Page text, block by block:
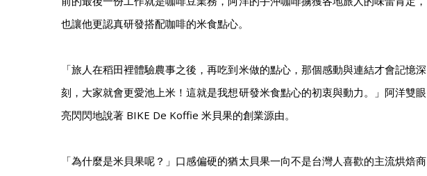
也讓他更認真研發搭配咖啡的米食點心。
「旅人在稻田裡體驗農事之後，再吃到米做的點心，那個感動與連結才會記憶深
刻，大家就會更愛池上米！這就是我想研發米食點心的初衷與動力。」阿洋雙眼
亮閃閃地說著 BIKE De Koffie 米貝果的創業源由。
「為什麼是米貝果呢？」口感偏硬的猶太貝果一向不是台灣人喜歡的主流烘焙商